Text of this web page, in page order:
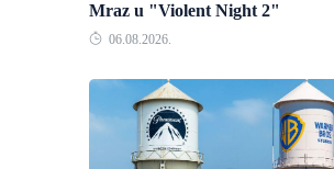
Mraz u "Violent Night 2"
06.08.2026.